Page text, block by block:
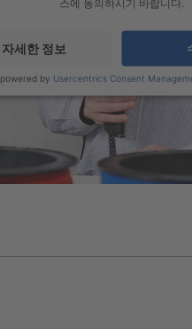
자세한 정보
powered by Usercentrics Consent